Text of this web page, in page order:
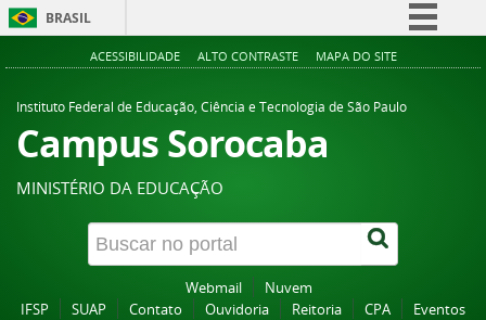
BRASIL
Simplifique!
Acesso à informação
Canais
ACESSIBILIDADE ALTO CONTRASTE MAPA DO SITE
Instituto Federal de Educação, Ciência e Tecnologia de São Paulo
Campus Sorocaba
MINISTÉRIO DA EDUCAÇÃO
Webmail
Nuvem
IFSP
SUAP Contato Ouvidoria Reitoria CPA Eventos